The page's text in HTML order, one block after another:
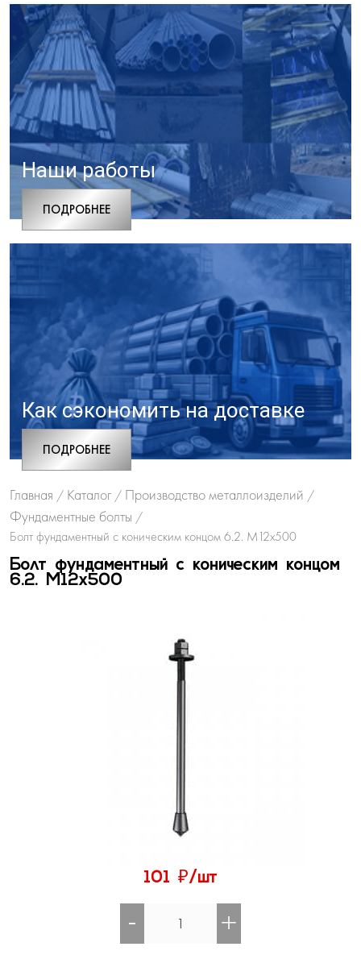
Наши работы
ПОДРОБНЕЕ
Как сэкономить на доставке
ПОДРОБНЕЕ
Главная / Каталог / Производство металлоизделий /
Фундаментные болты /
Болт фундаментный с коническим концом 6.2. М12х500
Болт фундаментный с коническим концом
6.2. М12х500
101 ₽/шт
- +